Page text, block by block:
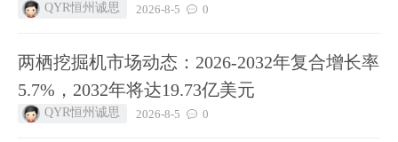
QYR恒州诚思 2026-8-5 0
两栖挖掘机市场动态：2026-2032年复合增长率
5.7%，2032年将达19.73亿美元
QYR恒州诚思 2026-8-5 0